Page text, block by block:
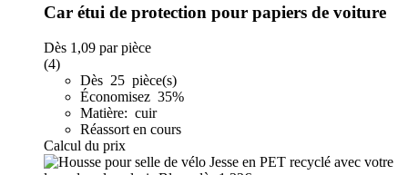
Car étui de protection pour papiers de voiture
Dès 1,09 par pièce
(4)
Dès 25 pièce(s)
Économisez 35%
Matière: cuir
Réassort en cours
Calcul du prix